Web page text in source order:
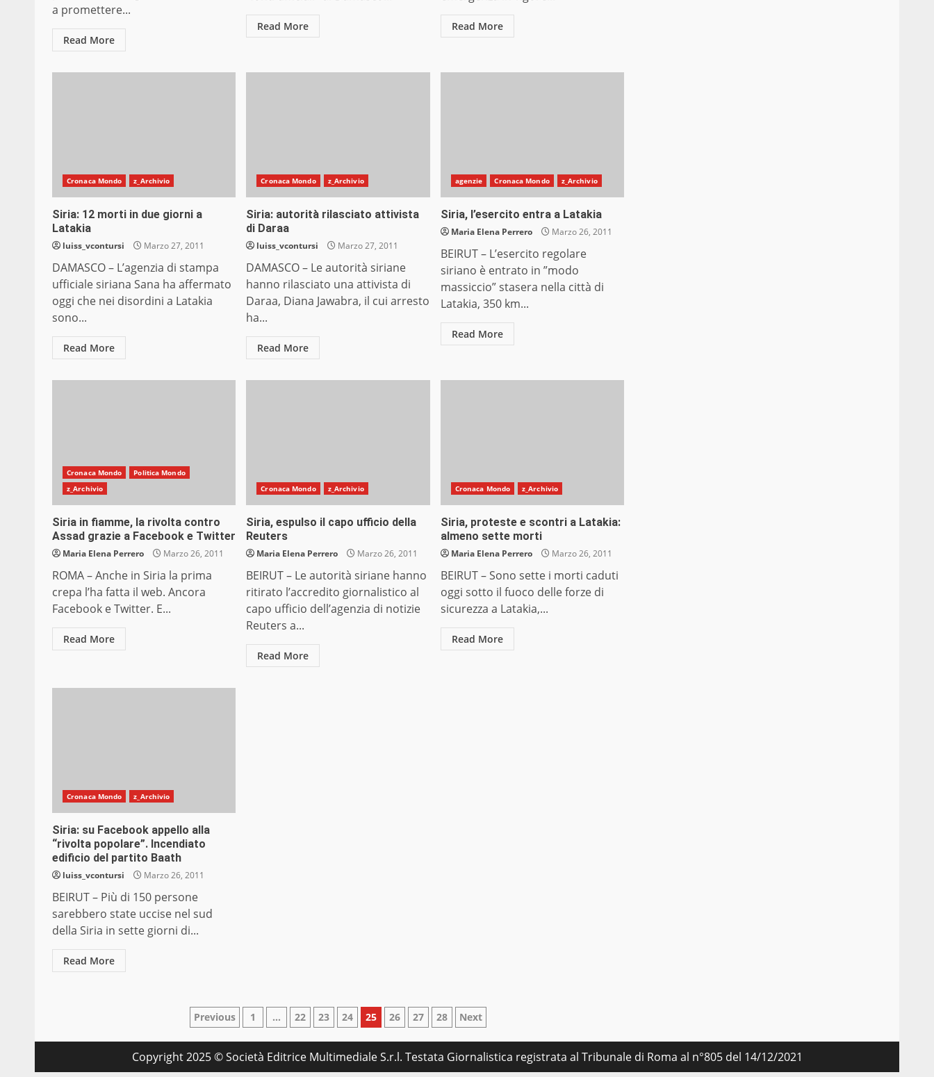
a promettere...
Read More
Read More Read More
Cronaca Mondo z_Archivio
Siria: 12 morti in due giorni a
Latakia
luiss_vcontursi Marzo 27, 2011
DAMASCO – L’agenzia di stampa
ufficiale siriana Sana ha affermato
oggi che nei disordini a Latakia
sono...
Read More
Cronaca Mondo z_Archivio
Siria: autorità rilasciato attivista
di Daraa
luiss_vcontursi Marzo 27, 2011
DAMASCO – Le autorità siriane
hanno rilasciato una attivista di
Daraa, Diana Jawabra, il cui arresto
ha...
Read More
agenzie Cronaca Mondo z_Archivio
Siria, l’esercito entra a Latakia
Maria Elena Perrero Marzo 26, 2011
BEIRUT – L’esercito regolare
siriano è entrato in ”modo
massiccio” stasera nella città di
Latakia, 350 km...
Read More
Cronaca Mondo
Politica Mondo
z_Archivio
Siria in fiamme, la rivolta contro
Assad grazie a Facebook e Twitter
Maria Elena Perrero Marzo 26, 2011
ROMA – Anche in Siria la prima
crepa l’ha fatta il web. Ancora
Facebook e Twitter. E...
Read More
Cronaca Mondo z_Archivio
Siria, espulso il capo ufficio della
Reuters
Maria Elena Perrero Marzo 26, 2011
BEIRUT – Le autorità siriane hanno
ritirato l’accredito giornalistico al
capo ufficio dell’agenzia di notizie
Reuters a...
Read More
Cronaca Mondo z_Archivio
Siria, proteste e scontri a Latakia:
almeno sette morti
Maria Elena Perrero Marzo 26, 2011
BEIRUT – Sono sette i morti caduti
oggi sotto il fuoco delle forze di
sicurezza a Latakia,...
Read More
Cronaca Mondo z_Archivio
Siria: su Facebook appello alla
“rivolta popolare”. Incendiato
edificio del partito Baath
luiss_vcontursi Marzo 26, 2011
BEIRUT – Più di 150 persone
sarebbero state uccise nel sud
della Siria in sette giorni di...
Read More
Paginazione
degli
Previous 1 … 22 23 24 25 26 27 28 Next
Copyright 2025 © Società Editrice Multimediale S.r.l. Testata Giornalistica registrata al Tribunale di Roma al n°805 del 14/12/2021